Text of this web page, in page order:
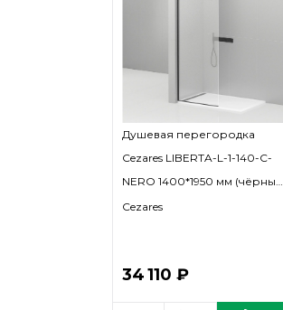
Душевая перегородка
Cezares LIBERTA-L-1-140-C-
NERO 1400*1950 мм (чёрный
матовый/прозрачное)
Cezares
34 110 ₽